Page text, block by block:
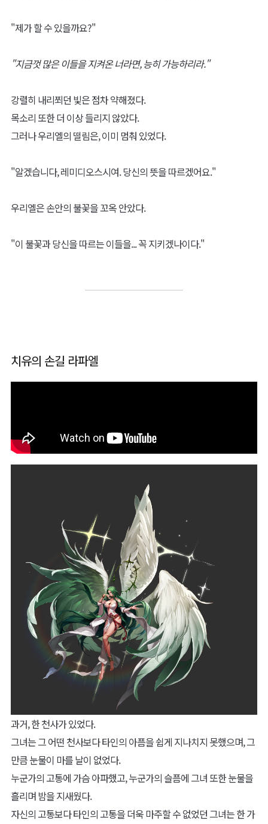
"제가 할 수 있을까요?"
"지금껏 많은 이들을 지켜온 너라면, 능히 가능하리라."
강렬히 내리쬐던 빛은 점차 약해졌다.
목소리 또한 더 이상 들리지 않았다.
그러나 우리엘의 떨림은, 이미 멈춰 있었다.
"알겠습니다, 레미디오스시여. 당신의 뜻을 따르겠어요."
우리엘은 손안의 불꽃을 꼬옥 안았다.
"이 불꽃과 당신을 따르는 이들을... 꼭 지키겠나이다."
치유의 손길 라파엘
과거, 한 천사가 있었다.
그녀는 그 어떤 천사보다 타인의 아픔을 쉽게 지나치지 못했으며, 그
만큼 눈물이 마를 날이 없었다.
누군가의 고통에 가슴 아파했고, 누군가의 슬픔에 그녀 또한 눈물을
흘리며 밤을 지새웠다.
자신의 고통보다 타인의 고통을 더욱 마주할 수 없었던 그녀는 한 가